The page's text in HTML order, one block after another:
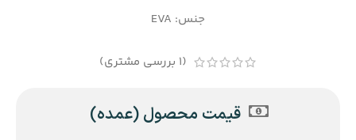
جنس: EVA
(
1 بررسی مشتری)
قیمت محصول (عمده)